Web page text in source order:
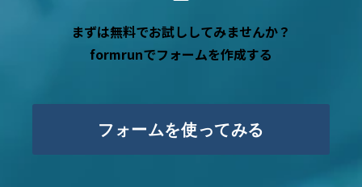
まずは無料でお試ししてみませんか？
formrunでフォームを作成する
フォームを使ってみる